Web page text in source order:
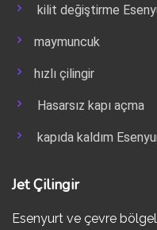
kilit değiştirme
maymuncuk
hızlı çilingir
Hasarsız kapı açma
kapıda kaldım
Jet Çilingir
Esenyurt ve çevre